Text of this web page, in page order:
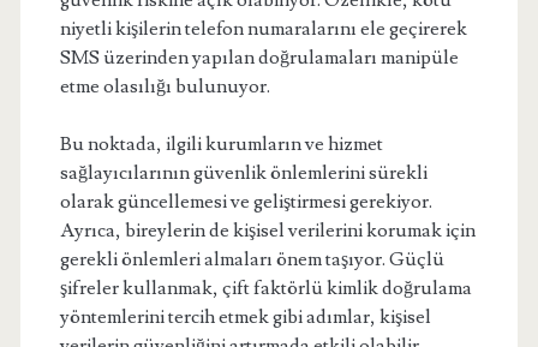
niyetli kişilerin telefon numaralarını ele geçirerek
SMS üzerinden yapılan doğrulamaları manipüle
etme olasılığı bulunuyor.
Bu noktada, ilgili kurumların ve hizmet
sağlayıcılarının güvenlik önlemlerini sürekli
olarak güncellemesi ve geliştirmesi gerekiyor.
Ayrıca, bireylerin de kişisel verilerini korumak için
gerekli önlemleri almaları önem taşıyor. Güçlü
şifreler kullanmak, çift faktörlü kimlik doğrulama
yöntemlerini tercih etmek gibi adımlar, kişisel